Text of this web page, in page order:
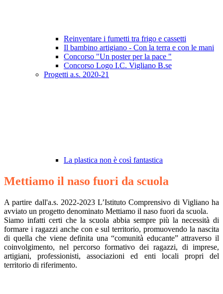
Reinventare i fumetti tra frigo e cassetti
Il bambino artigiano - Con la terra e con le mani
Concorso "Un poster per la pace "
Concorso Logo I.C. Vigliano B.se
Progetti a.s. 2020-21
La plastica non è così fantastica
Mettiamo il naso fuori da scuola
A partire dall'a.s. 2022-2023 L’Istituto Comprensivo di Vigliano ha
avviato un progetto denominato Mettiamo il naso fuori da scuola.
Siamo infatti certi che la scuola abbia sempre più la necessità di
formare i ragazzi anche con e sul territorio, promuovendo la nascita
di quella che viene definita una “comunità educante” attraverso il
coinvolgimento, nel percorso formativo dei ragazzi, di imprese,
artigiani, professionisti, associazioni ed enti locali propri del
territorio di riferimento.